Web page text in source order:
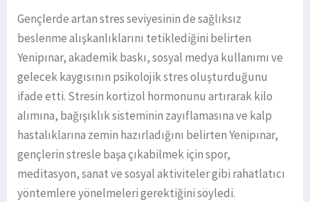
Gençlerde artan stres seviyesinin de sağlıksız
beslenme alışkanlıklarını tetiklediğini belirten
Yenipınar, akademik baskı, sosyal medya kullanımı ve
gelecek kaygısının psikolojik stres oluşturduğunu
ifade etti. Stresin kortizol hormonunu artırarak kilo
alımına, bağışıklık sisteminin zayıflamasına ve kalp
hastalıklarına zemin hazırladığını belirten Yenipınar,
gençlerin stresle başa çıkabilmek için spor,
meditasyon, sanat ve sosyal aktiviteler gibi rahatlatıcı
yöntemlere yönelmeleri gerektiğini söyledi.